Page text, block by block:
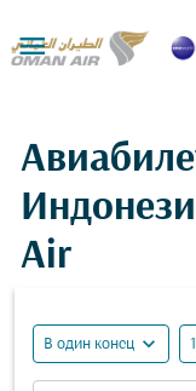

Air
В один конец expand_more